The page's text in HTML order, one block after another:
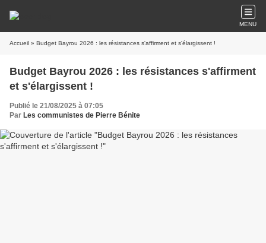
MENU
Accueil » Budget Bayrou 2026 : les résistances s'affirment et s'élargissent !
Budget Bayrou 2026 : les résistances s'affirment
et s'élargissent !
Publié le 21/08/2025 à 07:05
Par Les communistes de Pierre Bénite